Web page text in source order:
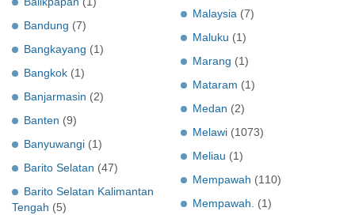
Bandung (7)
Bangkayang (1)
Bangkok (1)
Banjarmasin (2)
Banten (9)
Banyuwangi (1)
Barito Selatan (47)
Barito Selatan Kalimantan
Tengah (5)
Malaysia (7)
Maluku (1)
Marang (1)
Mataram (1)
Medan (2)
Melawi (1073)
Meliau (1)
Mempawah (110)
Mempawah. (1)